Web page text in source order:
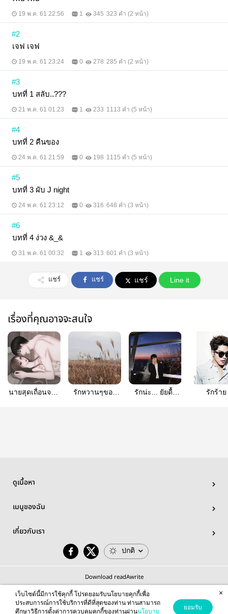
19 พ.ค. 61 22:56 1 345 323 คำ (2 หน้า)
#2
เจฟ เจฟ
19 พ.ค. 61 23:24 0 278 285 คำ (2 หน้า)
#3
บทที่ 1 สลับ..???
21 พ.ค. 61 01:23 1 233 1113 คำ (5 หน้า)
#4
บทที่ 2 คืนของ
24 พ.ค. 61 21:59 0 198 1115 คำ (5 หน้า)
#5
บทที่ 3 ผับ J night
24 พ.ค. 61 23:12 0 316 648 คำ (3 หน้า)
#6
บทที่ 4 ง่วง &_&
31 พ.ค. 61 00:32 1 313 601 คำ (3 หน้า)
แชร์ แชร์ แชร์ Line it
เรื่องที่คุณอาจจะสนใจ
นายสุดเถื่อนจอม
รักหวานๆของ
รักน่ะ... ยัยดื้อ
รักร้าย
ดูเนื้อหา
เมนูของฉัน
เกี่ยวกับเรา
ปกติ
Download readAwrite
เว็บไซต์นี้มีการใช้คุกกี้ โปรดยอมรับนโยบายคุกกี้เพื่อ
ประสบการณ์การใช้บริการที่ดีที่สุดของท่าน ท่านสามารถ
ศึกษาวิธีการตั้งค่าการควบคุมคุกกี้ของท่านผ่านนโยบาย
ยอมรับ
×